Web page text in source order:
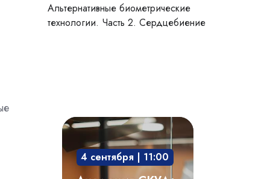
Альтернативные биометрические
технологии. Часть 2. Сердцебиение
Академия
СКУД:
мобильный
доступ,
4 сентября | 11:00